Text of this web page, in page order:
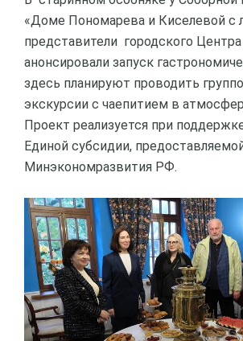
«Доме Пономарева и Киселевой с
представители городского
анонсировали запуск
здесь планируют проводить
экскурсии с чаепитием в
Проект реализуется при
Единой субсидии,
Минэкономразвития РФ.